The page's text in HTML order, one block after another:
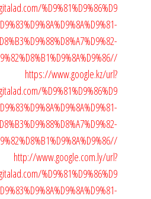
%D9%81%D9%86%D9
https://www.google.kz/url?
%D9%81%D9%86%D9
http://www.google.com.ly/url?
%D9%81%D9%86%D9